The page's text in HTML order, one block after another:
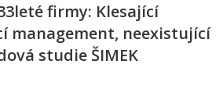
firmy: Klesající
management, neexistující
studie ŠIMEK